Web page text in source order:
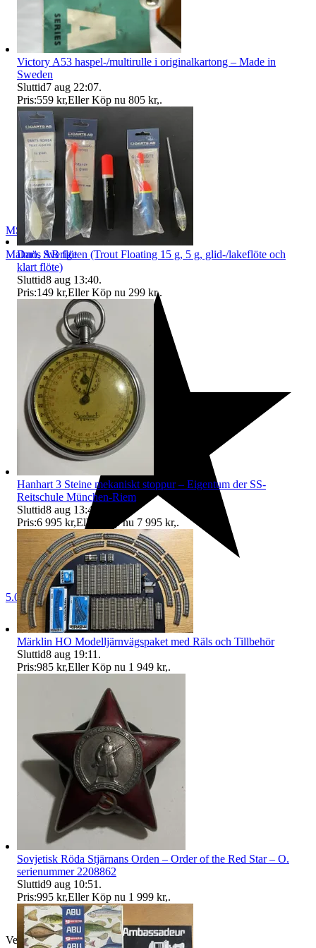
MSFisk
Malmö, Sverige
5.0
Verifierad
Victory A53 haspel-/multirulle i originalkartong – Made in
Sweden
Sluttid7 aug 22:07.
Pris:559 kr,Eller Köp nu 805 kr,.
Darts AB flöten (Trout Floating 15 g, 5 g, glid-/lakeflöte och
klart flöte)
Sluttid8 aug 13:40.
Pris:149 kr,Eller Köp nu 299 kr,.
Hanhart 3 Steine mekaniskt stoppur – Eigentum der SS-
Reitschule München-Riem
Sluttid8 aug 13:41
Pris:6 995 kr,Eller Köp nu 7 995 kr,.
Märklin HO Modelljärnvägspaket med Räls och Tillbehör
Sluttid8 aug 19:11 .
Pris:985 kr,Eller Köp nu 1 949 kr,.
Sovjetisk Röda Stjärnans Orden – Order of the Red Star – O.
serienummer 2208862
Sluttid9 aug 10:51 .
Pris:995 kr,Eller Köp nu 1 999 kr,.